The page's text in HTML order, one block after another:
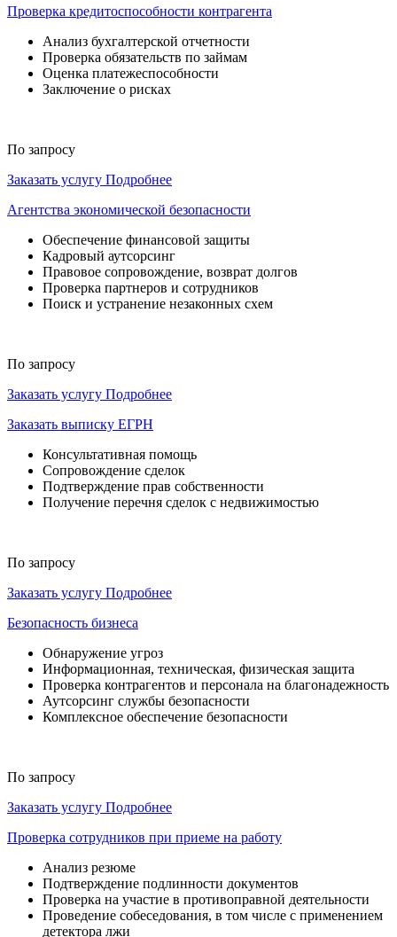
Проверка кредитоспособности контрагента
Анализ бухгалтерской отчетности
Проверка обязательств по займам
Оценка платежеспособности
Заключение о рисках
По запросу
Заказать услугу Подробнее
Агентства экономической безопасности
Обеспечение финансовой защиты
Кадровый аутсорсинг
Правовое сопровождение, возврат долгов
Проверка партнеров и сотрудников
Поиск и устранение незаконных схем
По запросу
Заказать услугу Подробнее
Заказать выписку ЕГРН
Консультативная помощь
Сопровождение сделок
Подтверждение прав собственности
Получение перечня сделок с недвижимостью
По запросу
Заказать услугу Подробнее
Безопасность бизнеса
Обнаружение угроз
Информационная, техническая, физическая защита
Проверка контрагентов и персонала на благонадежность
Аутсорсинг службы безопасности
Комплексное обеспечение безопасности
По запросу
Заказать услугу Подробнее
Проверка сотрудников при приеме на работу
Анализ резюме
Подтверждение подлинности документов
Проверка на участие в противоправной деятельности
Проведение собеседования, в том числе с применением
детектора лжи